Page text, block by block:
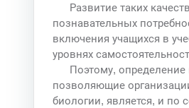
Развитие таких
познавательных
включения учащихся в
уровнях
Поэтому,
позволяющие
биологии, является, и по